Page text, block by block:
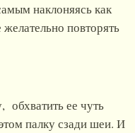
наклоняясь как
повторять
обхватить ее чуть
палку сзади шеи. И